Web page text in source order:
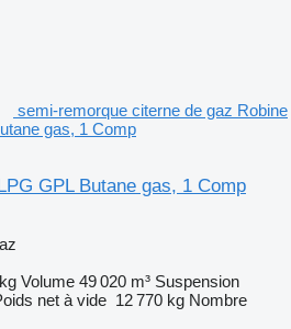
semi-remorque citerne de gaz Robine
gas, 1 Comp
GPL Butane gas, 1 Comp
Volume 49 020 m³ Suspension
net à vide 12 770 kg Nombre